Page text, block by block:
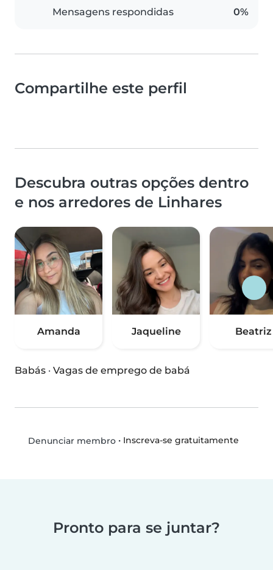
Mensagens respondidas 0%
Compartilhe este perfil
Descubra outras opções dentro
e nos arredores de Linhares
Amanda Jaqueline Beatriz
Babás · Vagas de emprego de babá
Denunciar membro• Inscreva-se gratuitamente
Pronto para se juntar?